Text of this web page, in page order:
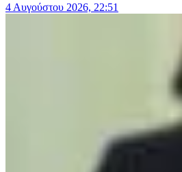
4 Αυγούστου 2026, 22:51